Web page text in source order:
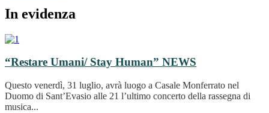
In evidenza
“Restare Umani/ Stay Human” NEWS
Questo venerdì, 31 luglio, avrà luogo a Casale Monferrato nel
Duomo di Sant’Evasio alle 21 l’ultimo concerto della rassegna di
musica...